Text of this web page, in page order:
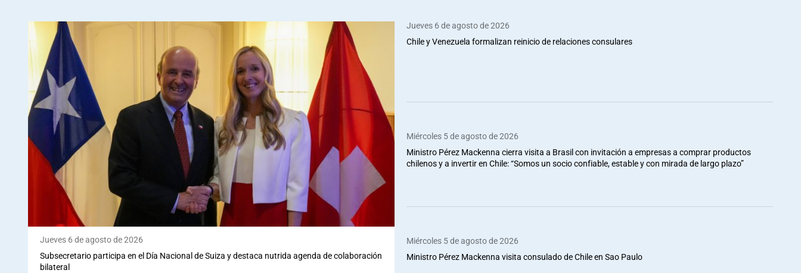
Jueves 6 de agosto de 2026
Subsecretario participa en el Día Nacional de Suiza y destaca nutrida agenda de colaboración
bilateral
Jueves 6 de agosto de 2026
Chile y Venezuela formalizan reinicio de relaciones consulares
Miércoles 5 de agosto de 2026
Ministro Pérez Mackenna cierra visita a Brasil con invitación a empresas a comprar productos
chilenos y a invertir en Chile: “Somos un socio confiable, estable y con mirada de largo plazo”
Miércoles 5 de agosto de 2026
Ministro Pérez Mackenna visita consulado de Chile en Sao Paulo